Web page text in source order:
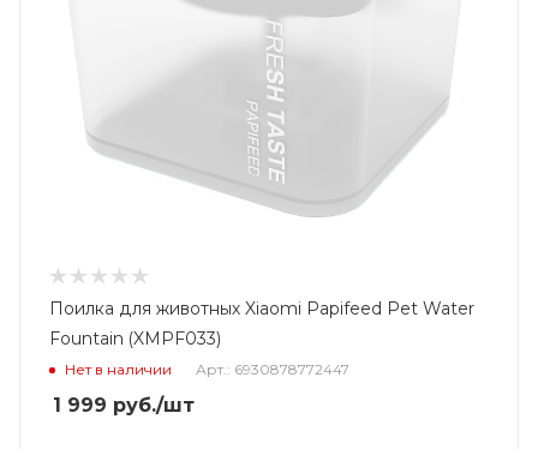
Поилка для животных Xiaomi Papifeed Pet Water
Fountain (XMPF033)
Нет в наличии Арт.: 6930878772447
1 999 руб./шт